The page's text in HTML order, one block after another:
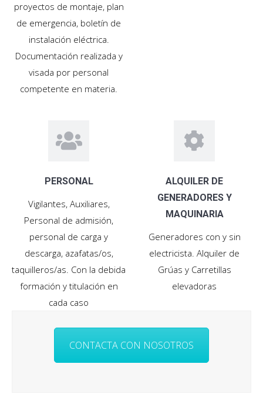
proyectos de montaje, plan
de emergencia, boletín de
instalación eléctrica.
Documentación realizada y
visada por personal
competente en materia.
PERSONAL
Vigilantes, Auxiliares,
Personal de admisión,
personal de carga y
descarga, azafatas/os,
taquilleros/as. Con la debida
formación y titulación en
cada caso
ALQUILER DE
GENERADORES Y
MAQUINARIA
Generadores con y sin
electricista. Alquiler de
Grúas y Carretillas
elevadoras
CONTACTA CON NOSOTROS